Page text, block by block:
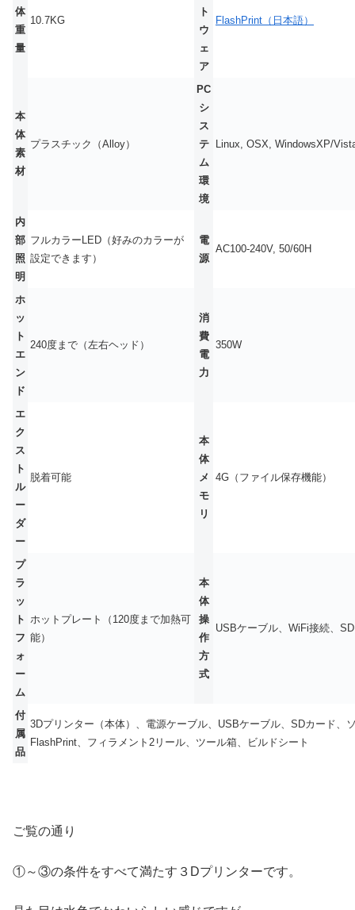
体
重
量
10.7KG
ト
ウ
ェ
ア
FlashPrint（日本語）
本
体
素
材
プラスチック（Alloy）
PC
シ
ス
テ
ム
環
境
Linux, OSX, WindowsXP/
内
部
照
明
フルカラーLED（好みのカラーが
設定できます）
電
源
AC100-240V, 50/60H
ホ
ッ
ト
エ
ン
ド
240度まで（左右ヘッド）
消
費
電
力
350W
エ
ク
ス
ト
ル
ー
ダ
ー
脱着可能
本
体
メ
モ
リ
4G（ファイル保存機能）
プ
ラ
ッ
ト
フ
ォ
ー
ム
ホットプレート（120度まで加熱可
能）
本
体
操
作
方
式
USBケーブル、WiFi接続、
付
属
品
3Dプリンター（本体）、電源ケーブル、USBケーブル、SDカード、
FlashPrint、フィラメント2リール、ツール箱、ビルドシート
ご覧の通り
①～③の条件をすべて満たす３Dプリンターです。